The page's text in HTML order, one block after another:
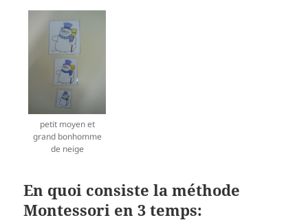
petit moyen et
grand bonhomme
de neige
En quoi consiste la méthode
Montessori en 3 temps: